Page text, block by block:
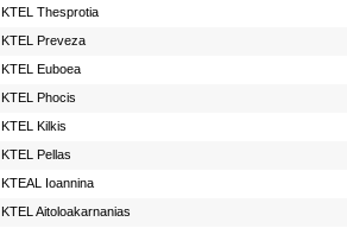
KTEL Thesprotia
KTEL Preveza
ΚΤΕL Euboea
ΚΤΕL Phocis
KTEL Kilkis
KTEL Pellas
KTEAL Ioannina
KTEL Aitoloakarnanias